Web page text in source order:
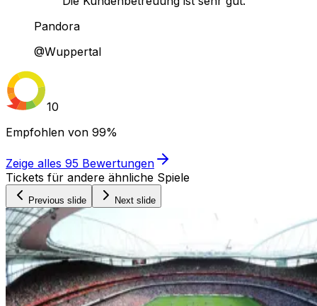
Pandora
@Wuppertal
10
Empfohlen von 99%
Zeige alles 95 Bewertungen
Tickets für andere ähnliche Spiele
Previous slide Next slide